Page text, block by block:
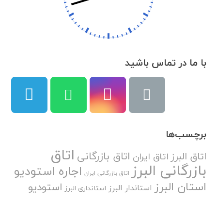
با ما در تماس باشید
برچسب‌ها
اتاق البرزاتاق ایران اتاق بازرگانی اتاق
بازرگانی البرز اتاق بازرگانی ایران اجاره استودیو
استان البرز استاندار البرز استانداری البرز استودیو